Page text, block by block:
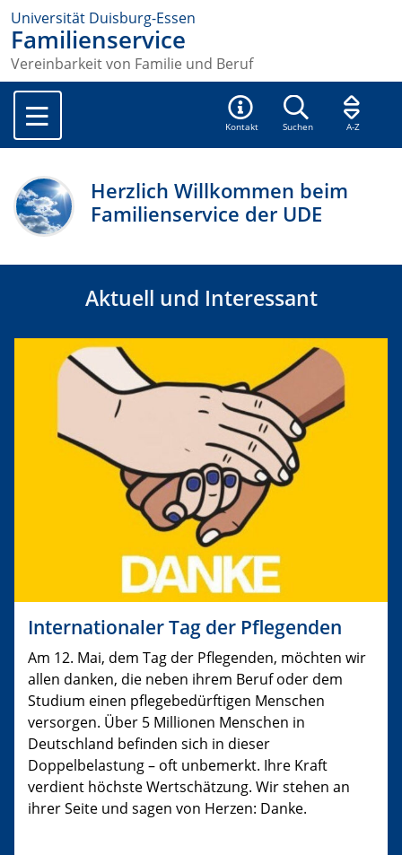
Universität Duisburg-Essen
Familienservice
Vereinbarkeit von Familie und Beruf
Kontakt Suchen A-Z
Herzlich Willkommen beim
Familienservice der UDE
Aktuell und Interessant
Internationaler Tag der Pflegenden
Am 12. Mai, dem Tag der Pflegenden, möchten wir
allen danken, die neben ihrem Beruf oder dem
Studium einen pflegebedürftigen Menschen
versorgen. Über 5 Millionen Menschen in
Deutschland befinden sich in dieser
Doppelbelastung – oft unbemerkt. Ihre Kraft
verdient höchste Wertschätzung. Wir stehen an
ihrer Seite und sagen von Herzen: Danke.